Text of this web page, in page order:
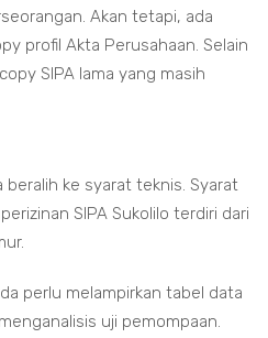
Akan tetapi, ada
profil Akta Perusahaan. Selain
SIPA lama yang masih
beralih ke syarat teknis. Syarat
SIPA Sukolilo terdiri dari
perlu melampirkan tabel data
uji pemompaan.